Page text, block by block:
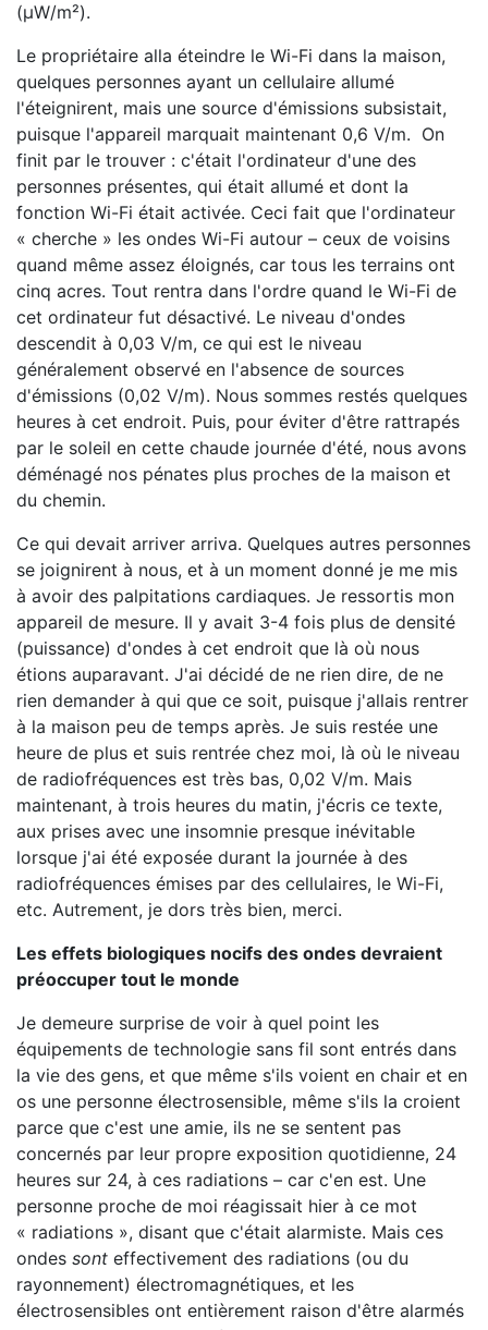
(µW/m²).
Le propriétaire alla éteindre le Wi-Fi dans la maison,
quelques personnes ayant un cellulaire allumé
l'éteignirent, mais une source d'émissions subsistait,
puisque l'appareil marquait maintenant 0,6 V/m. On
finit par le trouver : c'était l'ordinateur d'une des
personnes présentes, qui était allumé et dont la
fonction Wi-Fi était activée. Ceci fait que l'ordinateur
« cherche » les ondes Wi-Fi autour – ceux de voisins
quand même assez éloignés, car tous les terrains ont
cinq acres. Tout rentra dans l'ordre quand le Wi-Fi de
cet ordinateur fut désactivé. Le niveau d'ondes
descendit à 0,03 V/m, ce qui est le niveau
généralement observé en l'absence de sources
d'émissions (0,02 V/m). Nous sommes restés quelques
heures à cet endroit. Puis, pour éviter d'être rattrapés
par le soleil en cette chaude journée d'été, nous avons
déménagé nos pénates plus proches de la maison et
du chemin.
Ce qui devait arriver arriva. Quelques autres personnes
se joignirent à nous, et à un moment donné je me mis
à avoir des palpitations cardiaques. Je ressortis mon
appareil de mesure. Il y avait 3-4 fois plus de densité
(puissance) d'ondes à cet endroit que là où nous
étions auparavant. J'ai décidé de ne rien dire, de ne
rien demander à qui que ce soit, puisque j'allais rentrer
à la maison peu de temps après. Je suis restée une
heure de plus et suis rentrée chez moi, là où le niveau
de radiofréquences est très bas, 0,02 V/m. Mais
maintenant, à trois heures du matin, j'écris ce texte,
aux prises avec une insomnie presque inévitable
lorsque j'ai été exposée durant la journée à des
radiofréquences émises par des cellulaires, le Wi-Fi,
etc. Autrement, je dors très bien, merci.
Les effets biologiques nocifs des ondes devraient
préoccuper tout le monde
Je demeure surprise de voir à quel point les
équipements de technologie sans fil sont entrés dans
la vie des gens, et que même s'ils voient en chair et en
os une personne électrosensible, même s'ils la croient
parce que c'est une amie, ils ne se sentent pas
concernés par leur propre exposition quotidienne, 24
heures sur 24, à ces radiations – car c'en est. Une
personne proche de moi réagissait hier à ce mot
« radiations », disant que c'était alarmiste. Mais ces
ondes sont effectivement des radiations (ou du
rayonnement) électromagnétiques, et les
électrosensibles ont entièrement raison d'être alarmés